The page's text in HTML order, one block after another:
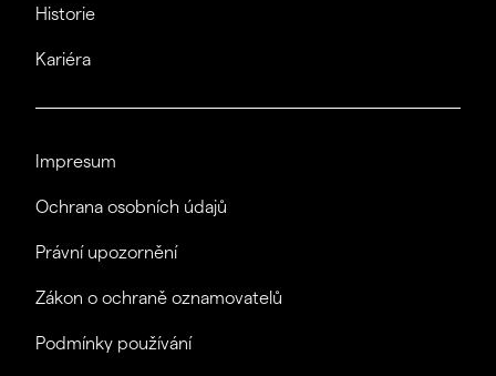
Historie
Kariéra
Impresum
Ochrana osobních údajů
Právní upozornění
Zákon o ochraně oznamovatelů
Podmínky používání